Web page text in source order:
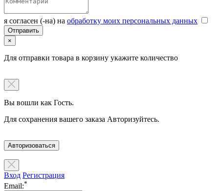
я согласен (-на) на обработку моих персональных данных
×
Для отправки товара в корзину укажите количество
Вы вошли как Гость.
Для сохранения вашего заказа Авторизуйтесь.
Авторизоваться
Вход Регистрация
Email:*